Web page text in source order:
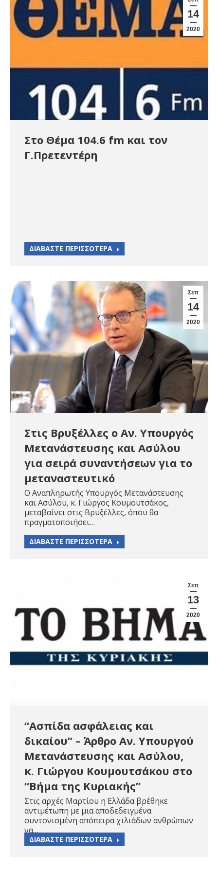
14
2020
Στο Θέμα 104.6 fm και τον
Γ.Πρετεντέρη
ΔΙΑΒΑΣΤΕ ΠΕΡΙΣΣΟΤΕΡΑ
Σεπ
14
2020
Στις Βρυξέλλες ο Αν. Υπουργός
Μετανάστευσης και Ασύλου
για σειρά συναντήσεων για το
μεταναστευτικό
Ο Αναπληρωτής Υπουργός Μετανάστευσης
και Ασύλου, κ. Γιώργος Κουμουτσάκος,
μεταβαίνει στις Βρυξέλλες, όπου θα
πραγματοποιήσει…
ΔΙΑΒΑΣΤΕ ΠΕΡΙΣΣΟΤΕΡΑ
Σεπ
13
2020
“Ασπίδα ασφάλειας και
δικαίου” – Άρθρο Αν. Υπουργού
Μετανάστευσης και Ασύλου,
κ. Γιώργου Κουμουτσάκου στο
“Βήμα της Κυριακής”
Στις αρχές Μαρτίου η Ελλάδα βρέθηκε
αντιμέτωπη με μια αποδεδειγμένα
συντονισμένη απόπειρα χιλιάδων ανθρώπων
να…
ΔΙΑΒΑΣΤΕ ΠΕΡΙΣΣΟΤΕΡΑ